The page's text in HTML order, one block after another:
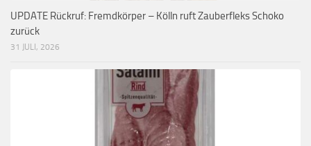
UPDATE Rückruf: Fremdkörper – Kölln ruft Zauberfleks Schoko
zurück
31 JULI, 2026